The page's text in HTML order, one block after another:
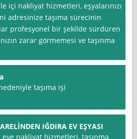
içi nakliyat hizmetleri, eşyalarınızı
adresinize taşıma sürecinin
profesyonel bir şekilde sürdüren
zarar görmemesi ve taşınma
taşıma işi
IĞDIRA EV EŞYASI
eve nakliyat hizmetleri, taşınma